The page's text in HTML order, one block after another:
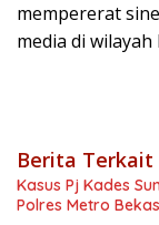
mempererat
media di wilayah
Berita Terkait
Kasus Pj Kades
Polres Metro